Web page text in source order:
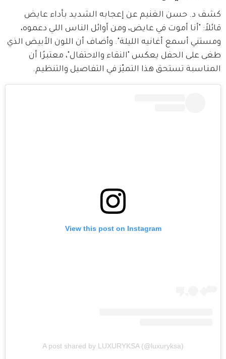
كشف د. حسن الغنيم عن إعجابه الشديد بأداء عايض
قائلاً: "أنا أموت في عايض، ومن أوائل الناس اللي دعموه،
ومستني أسمع أغانيه الليلة". وأضاف أن اللون الأبيض الذي
طغى على الحفل يعكس "النقاء والاحتفال"، معتبرًا أن
المناسبة تستحق هذا التميّز في التفاصيل والتنظيم.
View this post on Instagram
A post shared by LUXURYKSA (@luxuryksa)